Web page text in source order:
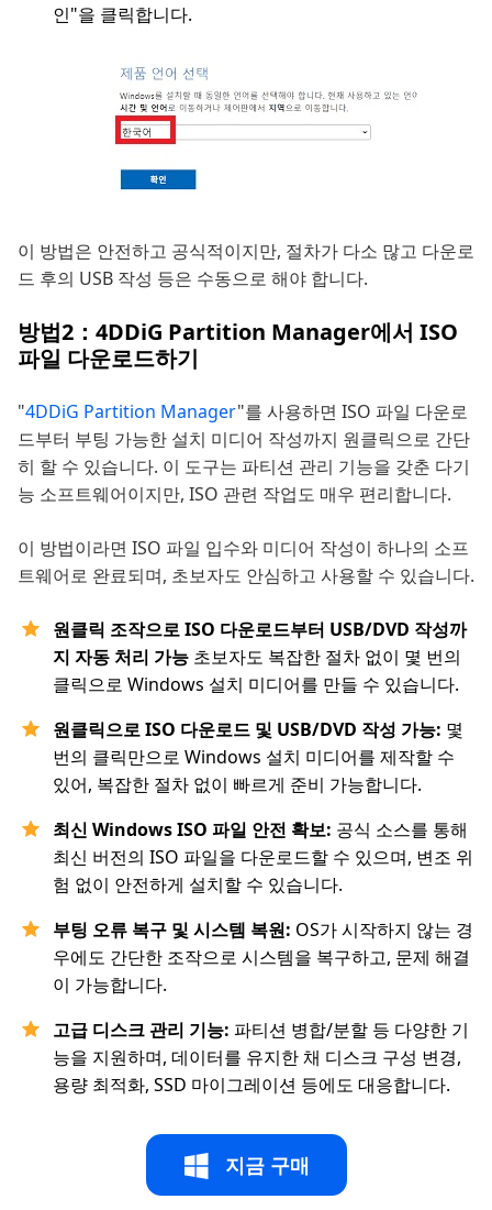
인"을 클릭합니다.
이 방법은 안전하고 공식적이지만, 절차가 다소 많고 다운로
드 후의 USB 작성 등은 수동으로 해야 합니다.
방법2：4DDiG Partition Manager에서 ISO
파일 다운로드하기
"4DDiG Partition Manager"를 사용하면 ISO 파일 다운로
드부터 부팅 가능한 설치 미디어 작성까지 원클릭으로 간단
히 할 수 있습니다. 이 도구는 파티션 관리 기능을 갖춘 다기
능 소프트웨어이지만, ISO 관련 작업도 매우 편리합니다.
이 방법이라면 ISO 파일 입수와 미디어 작성이 하나의 소프
트웨어로 완료되며, 초보자도 안심하고 사용할 수 있습니다.
원클릭 조작으로 ISO 다운로드부터 USB/DVD 작성까
지 자동 처리 가능 초보자도 복잡한 절차 없이 몇 번의
클릭으로 Windows 설치 미디어를 만들 수 있습니다.
원클릭으로 ISO 다운로드 및 USB/DVD 작성 가능: 몇
번의 클릭만으로 Windows 설치 미디어를 제작할 수
있어, 복잡한 절차 없이 빠르게 준비 가능합니다.
최신 Windows ISO 파일 안전 확보: 공식 소스를 통해
최신 버전의 ISO 파일을 다운로드할 수 있으며, 변조 위
험 없이 안전하게 설치할 수 있습니다.
부팅 오류 복구 및 시스템 복원: OS가 시작하지 않는 경
우에도 간단한 조작으로 시스템을 복구하고, 문제 해결
이 가능합니다.
고급 디스크 관리 기능: 파티션 병합/분할 등 다양한 기
능을 지원하며, 데이터를 유지한 채 디스크 구성 변경,
용량 최적화, SSD 마이그레이션 등에도 대응합니다.
지금 구매